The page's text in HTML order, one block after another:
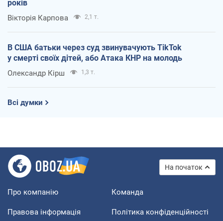
років
Вікторія Карпова 2,1 т.
В США батьки через суд звинувачують TikTok
у смерті своїх дітей, або Атака КНР на молодь
Олександр Кірш 1,3 т.
Всі думки
На початок
Про компанію Команда
Правова інформація Політика конфіденційності